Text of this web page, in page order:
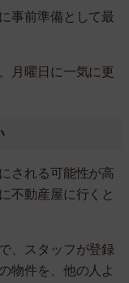
事前準備として最
月曜日に一気に更
される可能性が高
不動産屋に行くと
、スタッフが登録
物件を、他の人よ